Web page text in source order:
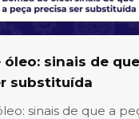
óleo: sinais de
substituída
sinais de que a